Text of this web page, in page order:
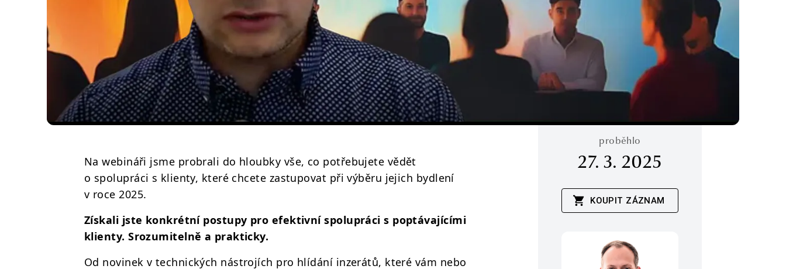
proběhlo
27. 3. 2025
KOUPIT ZÁZNAM
Na webináři jsme probrali do hloubky vše, co potřebujete vědět
o spolupráci s klienty, které chcete zastupovat při výběru jejich bydlení
v roce 2025.
Získali jste konkrétní postupy pro efektivní spolupráci s poptávajícími
klienty. Srozumitelně a prakticky.
Od novinek v technických nástrojích pro hlídání inzerátů, které vám nebo